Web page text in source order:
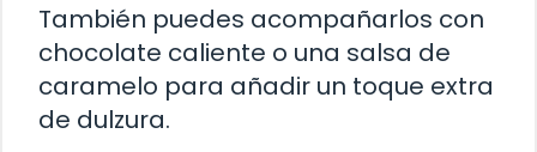
También puedes acompañarlos con
chocolate caliente o una salsa de
caramelo para añadir un toque extra
de dulzura.